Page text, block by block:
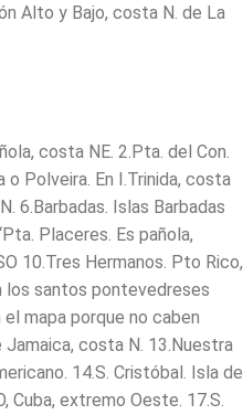
Alto y Bajo, costa N. de La
costa NE. 2.Pta. del Con.
o Polveira. En I.Trinida, costa
6.Barbadas. Islas Barbadas
Placeres. Es pañola,
10.Tres Hermanos. Pto Rico,
los santos pontevedreses
mapa porque no caben
Jamaica, costa N. 13.Nuestra
14.S. Cristóbal. Isla de
Cuba, extremo Oeste. 17.S.